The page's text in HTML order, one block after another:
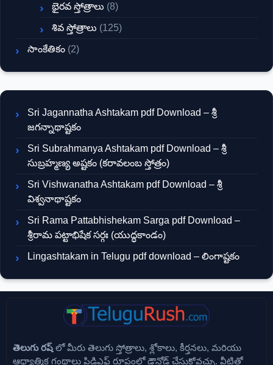
భైరవ స్తోత్రాలు (8)
శివ స్తోత్రాలు (125)
సాంకేతికం (2)
Sri Jagannatha Ashtakam pdf Download – శ్రీ
జగన్నాథాష్టకం
Sri Subrahmanya Ashtakam pdf Download – శ్రీ
సుబ్రహ్మణ్య అష్టకం (కరావలంబ స్తోత్రం)
Sri Vishwanatha Ashtakam pdf Download – శ్రీ
విశ్వనాథాష్టకం
Sri Rama Pattabhishekam Sarga pdf Download –
శ్రీరామ పట్టాభిషేక సర్గః (యుద్ధకాండం)
Lingashtakam in Telugu pdf download – లింగాష్టకం
తెలుగు రష్ లో మీరు తెలుగు స్తోత్రాలు, శ్లోకాలు, కీర్తనలు, మరియు
ఆధ్యాత్మిక గ్రంథాలు పిడిఎఫ్ రూపంలో డౌన్లోడ్ చేసుకోవచ్చు. వీటితో